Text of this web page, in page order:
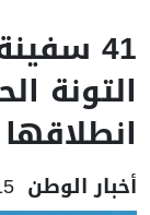
41
انطلاقها
أخبار الوطن 15